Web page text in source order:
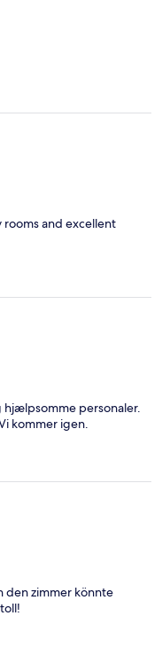
and excellent
personaler.
kommer igen.
den zimmer könnte